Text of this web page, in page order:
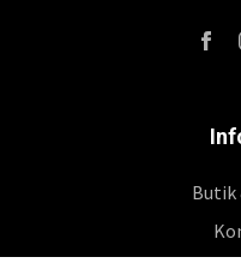
Butik